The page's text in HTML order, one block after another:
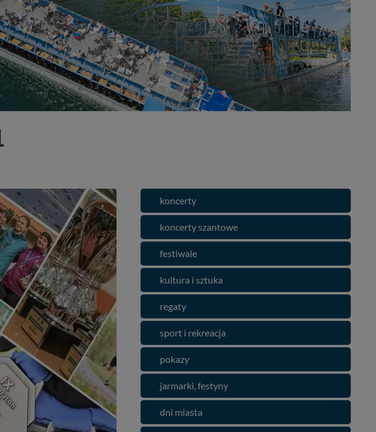
koncerty
koncerty szantowe
festiwale
kultura i sztuka
regaty
sport i rekreacja
pokazy
jarmarki, festyny
dni miasta